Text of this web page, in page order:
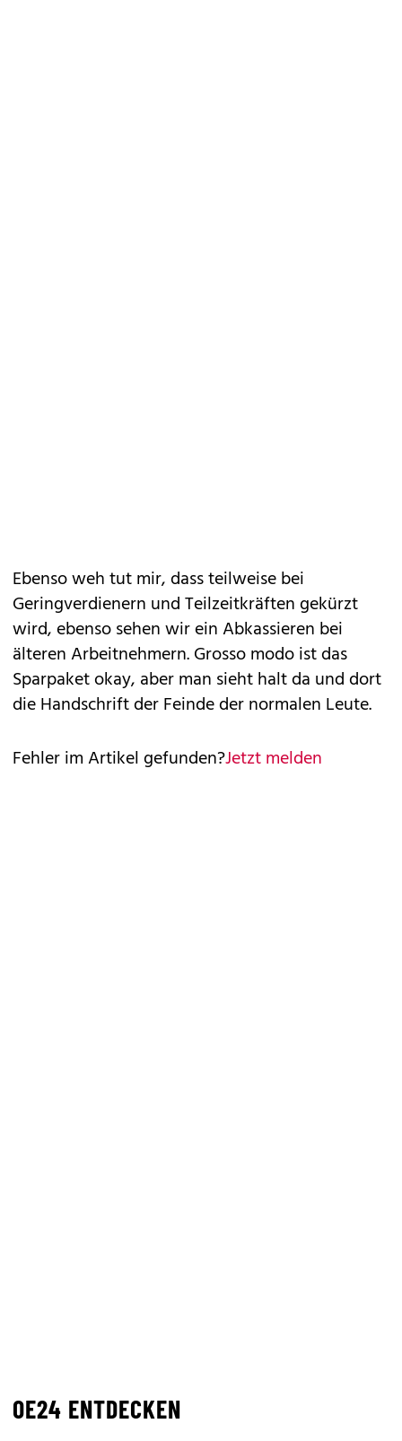
Ebenso weh tut mir, dass teilweise bei
Geringverdienern und Teilzeitkräften gekürzt
wird, ebenso sehen wir ein Abkassieren bei
älteren Arbeitnehmern. Grosso modo ist das
Sparpaket okay, aber man sieht halt da und dort
die Handschrift der Feinde der normalen Leute.
Fehler im Artikel gefunden?Jetzt melden
OE24 ENTDECKEN